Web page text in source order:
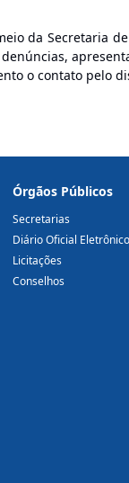
da Secretaria
o contato pelo
Órgãos Públicos
Secretarias
Diário Oficial Eletrônico
Licitações
Conselhos